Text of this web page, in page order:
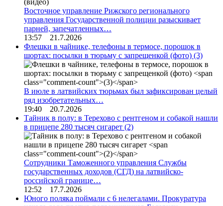
Восточное управление Рижского регионального
управления Государственной полиции разыскивает
парней, запечатленных…
13:57 21.7.2026
Флешки в чайнике, телефоны в термосе, порошок в
шортах: посылки в тюрьму с запрещенкой (фото) (3)
В июле в латвийских тюрьмах был зафиксирован целый
ряд изобретательных…
19:40 20.7.2026
Тайник в полу: в Терехово с рентгеном и собакой нашли
в прицепе 280 тысяч сигарет (2)
Сотрудники Таможенного управления Службы
государственных доходов (СГД) на латвийско-
российской границе…
12:52 17.7.2026
Юного поляка поймали с 6 нелегалами. Прокуратура